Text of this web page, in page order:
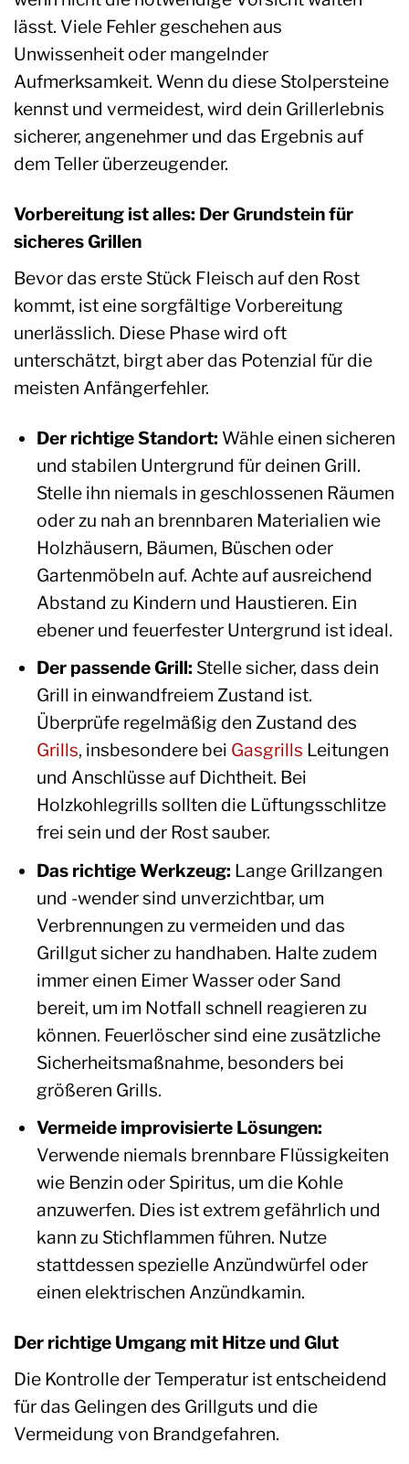
lässt. Viele Fehler geschehen aus
Unwissenheit oder mangelnder
Aufmerksamkeit. Wenn du diese Stolpersteine
kennst und vermeidest, wird dein Grillerlebnis
sicherer, angenehmer und das Ergebnis auf
dem Teller überzeugender.
Vorbereitung ist alles: Der Grundstein für
sicheres Grillen
Bevor das erste Stück Fleisch auf den Rost
kommt, ist eine sorgfältige Vorbereitung
unerlässlich. Diese Phase wird oft
unterschätzt, birgt aber das Potenzial für die
meisten Anfängerfehler.
Der richtige Standort: Wähle einen sicheren
und stabilen Untergrund für deinen Grill.
Stelle ihn niemals in geschlossenen Räumen
oder zu nah an brennbaren Materialien wie
Holzhäusern, Bäumen, Büschen oder
Gartenmöbeln auf. Achte auf ausreichend
Abstand zu Kindern und Haustieren. Ein
ebener und feuerfester Untergrund ist ideal.
Der passende Grill: Stelle sicher, dass dein
Grill in einwandfreiem Zustand ist.
Überprüfe regelmäßig den Zustand des
Grills, insbesondere bei Gasgrills Leitungen
und Anschlüsse auf Dichtheit. Bei
Holzkohlegrills sollten die Lüftungsschlitze
frei sein und der Rost sauber.
Das richtige Werkzeug: Lange Grillzangen
und -wender sind unverzichtbar, um
Verbrennungen zu vermeiden und das
Grillgut sicher zu handhaben. Halte zudem
immer einen Eimer Wasser oder Sand
bereit, um im Notfall schnell reagieren zu
können. Feuerlöscher sind eine zusätzliche
Sicherheitsmaßnahme, besonders bei
größeren Grills.
Vermeide improvisierte Lösungen:
Verwende niemals brennbare Flüssigkeiten
wie Benzin oder Spiritus, um die Kohle
anzuwerfen. Dies ist extrem gefährlich und
kann zu Stichflammen führen. Nutze
stattdessen spezielle Anzündwürfel oder
einen elektrischen Anzündkamin.
Der richtige Umgang mit Hitze und Glut
Die Kontrolle der Temperatur ist entscheidend
für das Gelingen des Grillguts und die
Vermeidung von Brandgefahren.